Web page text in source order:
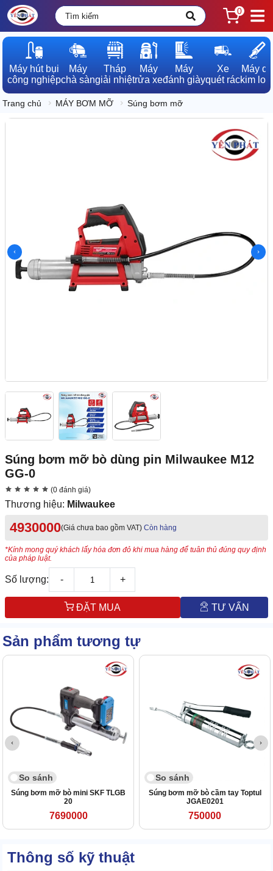
0
Máy hút bụi
công nghiệp
Máy
chà sàn
Tháp
giải nhiệt
Máy
rửa xe
Máy
đánh giày
Xe
quét rác
Máy dò
kim loại
Trang chủ MÁY BƠM MỠ Súng bơm mỡ
Súng bơm mỡ bò dùng pin Milwaukee M12
GG-0
(0 đánh giá)
Thương hiệu: Milwaukee
4930000(Giá chưa bao gồm VAT) Còn hàng
*Kính mong quý khách lấy hóa đơn đỏ khi mua hàng để tuân thủ đúng quy định
của pháp luật.
Số lượng: - +
ĐẶT MUA TƯ VẤN
Sản phẩm tương tự
So sánh
Súng bơm mỡ bò mini SKF TLGB
20
7690000
So sánh
Súng bơm mỡ bò cầm tay Toptul
JGAE0201
750000
Thông số kỹ thuật